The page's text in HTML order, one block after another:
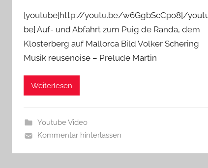
[youtube]http://youtu.be/w6GgbScCpo8[/
be] Auf- und Abfahrt zum Puig de Randa, dem
Klosterberg auf Mallorca Bild Volker Schering
Musik reusenoise – Prelude Martin
Weiterlesen
Youtube Video
Kommentar hinterlassen